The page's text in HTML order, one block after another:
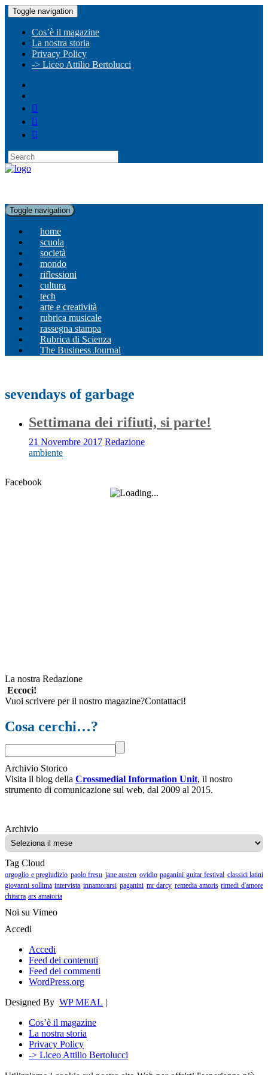
Toggle navigation
Cos’è il magazine
La nostra storia
Privacy Policy
-> Liceo Attilio Bertolucci
Toggle navigation
home
scuola
società
mondo
riflessioni
cultura
tech
arte e creatività
rubrica musicale
rassegna stampa
Rubrica di Scienza
The Business Journal
sevendays of garbage
Settimana dei rifiuti, si parte!
21 Novembre 2017 Redazione
ambiente
Facebook
La nostra Redazione
Eccoci!
Vuoi scrivere per il nostro magazine?Contattaci!
Cosa cerchi…?
Archivio Storico
Visita il blog della Crossmedial Information Unit, il nostro
strumento di comunicazione sul web, dal 2009 al 2015.
ArchivioArchivio
Tag Cloud
orgoglio e pregiudizio paolo fresu jane austen ovidio paganini guitar festival classici latini
giovanni sollima intervista innamorarsi paganini mr darcy remedia amoris rimedi d'amore
chitarra ars amatoria
Noi su Vimeo
Accedi
Accedi
Feed dei contenuti
Feed dei commenti
WordPress.org
Designed By WP MEAL |
Cos’è il magazine
La nostra storia
Privacy Policy
-> Liceo Attilio Bertolucci